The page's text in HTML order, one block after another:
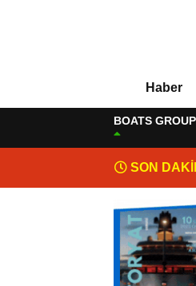
Haber
BOATS GROUP
SON